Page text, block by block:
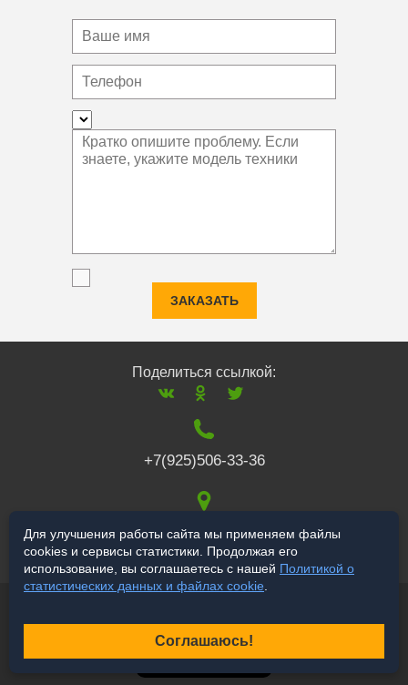
ЗАКАЗАТЬ
Поделиться ссылкой:
+7(925)506-33-36
117519,г. Москва,
Варшавское ш., 132
Продвижение сайта
Для улучшения работы сайта мы применяем файлы
cookies и сервисы статистики. Продолжая его
использование, вы соглашаетесь с нашей Политикой о
статистических данных и файлах cookie
Соглашаюсь!